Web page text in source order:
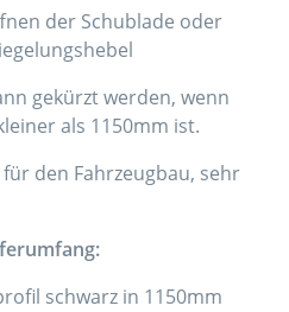
der Schublade oder
gekürzt werden, wenn
als 1150mm ist.
den Fahrzeugbau, sehr
schwarz in 1150mm